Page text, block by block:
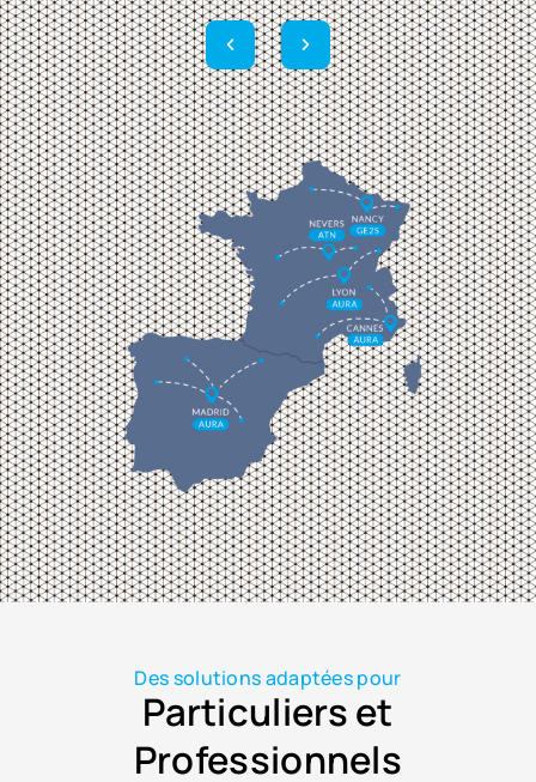
Des solutions adaptées pour
Particuliers et
Professionnels